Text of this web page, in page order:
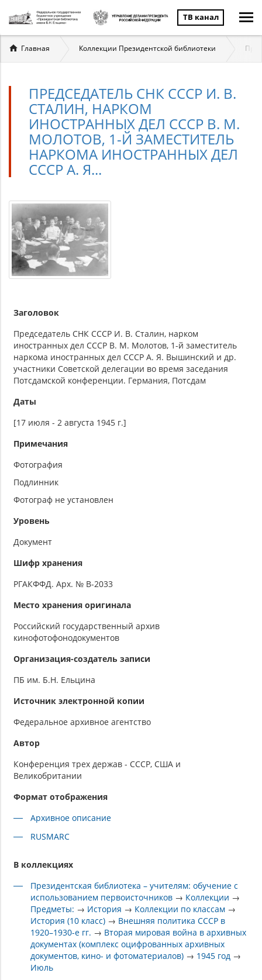
ТВ канал
Вы
здесь
Главная Коллекции Президентской библиотеки
ПРЕДСЕДАТЕЛЬ СНК СССР И. В.
СТАЛИН, НАРКОМ
ИНОСТРАННЫХ ДЕЛ СССР В. М.
МОЛОТОВ, 1-Й ЗАМЕСТИТЕЛЬ
НАРКОМА ИНОСТРАННЫХ ДЕЛ
СССР А. Я...
Заголовок
Председатель СНК СССР И. В. Сталин, нарком
иностранных дел СССР В. М. Молотов, 1-й заместитель
наркома иностранных дел СССР А. Я. Вышинский и др.
участники Советской делегации во время заседания
Потсдамской конференции. Германия, Потсдам
Даты
[17 июля - 2 августа 1945 г.]
Примечания
Фотография
Подлинник
Фотограф не установлен
Уровень
Документ
Шифр хранения
РГАКФФД. Арх. № В-2033
Место хранения оригинала
Российский государственный архив
кинофотофонодокументов
Организация-создатель записи
ПБ им. Б.Н. Ельцина
Источник электронной копии
Федеральное архивное агентство
Автор
Конференция трех держав - СССР, США и
Великобритании
Формат отображения
Архивное описание
RUSMARC
В коллекциях
Президентская библиотека – учителям: обучение с
использованием первоисточников → Коллекции →
Предметы: → История → Коллекции по классам →
История (10 класс) → Внешняя политика СССР в
1920–1930-е гг. → Вторая мировая война в архивных
документах (комплекс оцифрованных архивных
документов, кино- и фотоматериалов) → 1945 год →
Июль